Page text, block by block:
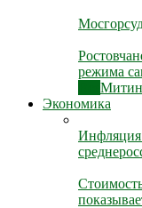
режима
Экономика
Инфляция